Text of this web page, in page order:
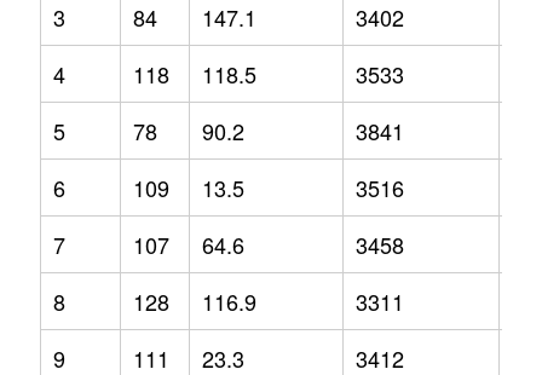
3
84 147.1 3402
4
118 118.5 3533
5
78 90.2 3841
6
109 13.5 3516
7
107 64.6 3458
8
128 116.9 3311
9
111 23.3 3412